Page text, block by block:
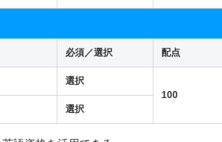
必須／選択 配点
選択
100
選択